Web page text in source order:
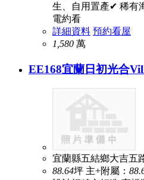
生、自用置產✔ 稀有
電約看
詳細資料 預約看屋
1,580 萬
EE168宜蘭日初光合
宜蘭縣五結鄉大吉五
88.64坪 主+附屬：